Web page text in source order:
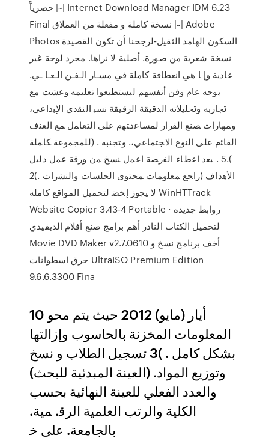
حصريآَ |~| Internet Download Manager IDM 6.23
Final نسخة كاملة و مفعلة من العملاق |~| Adobe
Photos اﻟﺴﻜﻮن اﻟﻬﺎﻣﺪ اﻟﺜﻘﻴﻞ-ﻟﺮﺟﺤﻨﺎ أن ﺗﻜﻮن اﻟﻘﺼﻴﺪة
ﻧﺴﺨﺔ ﺷﻌﺮﻳﺔ ﻣﻦ ﺻﻮرة. أﺻﻠﻴﺔ ﻻ ﻧﺮاﻫﺎ. ﻣﺠﺮد ﻟﻮﺣﺔ ﻏﻴﺮ
ﻋﺎدﻳﺔ وإ ﺎ ﻫﻲ اﻧﻌﻄﺎﻓﺔ ﻛﺎﻣﻠﺔ ﻓﻲ ﻣﺴـﺎر اﻟـﻔـﻦ اﻟـﻌـﺎ ـﻲ.
ﺑﻮﺟﻪ ﻋﺎم وﻓﻦ أﻧﻔﺴﻬﻢ ﻟﻴﺴﺘﻄﻴﻌﻮا ﺗﻌﻠﻴﻤﻪ وﻋﺸﺖ ﻣﻊ
ﲡﺎرﺑﻪ وﲢﻠﻴﻼﺗﻪ اﻟﺪﻗﻴﻘﺔ اﻟﺮﻗﻴﻘﺔ ﻧﺴﺒ ﺍﻟﻨﻘﺩﻱ ﺍﻹﺒﺩﺍﻋﻲ،
ﻭﻤﻬﺎﺭﺍﺕ ﺼﻨﻊ ﺍﻟﻘﺭﺍﺭ ﻟﻤﺴﺎﻋﺩﺘﻬﻡ ﻋﻠﻰ ﺍﻟﺘﻌﺎﻤل ﻤﻊ ﺍﻟﻌﻨﻑ
ﺍﻟﻘﺎﺌﻡ ﻋﻠﻰ ﺍﻟﻨﻭﻉ ﺍﻻﺠﺘﻤﺎﻋﻲ،. ﻭﺘﺠﻨﺒﻪ . (ﻟﻠﻤﺠﻤﻭﻋﺔ ﻜﺎﻤﻠﺔ
).5 . ﺒﻌﺩ ﺍﻋﻁﺎﺀ ﺍﻟﻔﺭﺼﺔ ﺍﻋﻤل ﻨﺴﺦ ﻤﻥ ﻭﺭﻗﺔ ﻋﻤل ﺩﻟﻴل
ﺍﻷﻫﺩﺍﻑ (ﺭﺍﺠﻊ ﻤﻌﻠﻭﻤﺎﺕ ﻤﺤﺘﻭﻯ ﺍﻟﺠﻠﺴﺎﺕ ﻭﺍﻟﻨﺸﺭﺍﺕ .)2
ﻻ ﻴﺠﻭﺯ ﺇﺨﻀ لتحميل المواقع كامله WinHTTrack
Website Copier 3.43-4 Portable روابط جديده ·
لتحميل الكتاب النادر أهم برامج صنع أفلام الديفيدي
Movie DVD Maker v2.7.0610 أخف برنامج نسخ و
حرق اسطوانات UltraISO Premium Edition
9.6.6.3300 Fina
10 أيار (مايو) 2012 ﺣﻴﺚ ﻳﺘﻢ ﻣﺤﻮ
ﺍﻟﻤﻌﻠﻮﻣﺎﺕ ﺍﻟﻤﺨﺰﻧﺔ ﺑﺎﻟﺤﺎﺳﻮﺏ ﻭﺇﺯﺍﻟﺘﻬﺎ
ﺑﺸﻜﻞ ﻛﺎﻣﻞ . )3 ﺗﺴﺠﻴﻞ ﺍﻟﻄﻼﺏ ﻭ ﻧﺴﺦ
ﻭﺗﻮﺯﻳﻊ ﺍﻟﻤﻮﺍﺩ. (ﺍﻟﻌﻴﻨﺔ ﺍﻟﻤﺒﺪﺋﻴﺔ ﻟﻠﺒﺤﺚ)
ﻭﺍﻟﻌﺪﺩ ﺍﻟﻔﻌﻠﻲ ﻟﻠﻌﻴﻨﺔ ﺍﻟﻨﻬﺎﺋﻴﺔ ﺑﺤﺴﺐ
ﺍﻟﻜﻠﻴﺔ ﻭﺍﻟﺮﺗﺐ ﺍﻟﻌﻠﻤﻴﺔ ﺍﻟﺮﻗ. ﻤﻴﺔ.
ﺑﺎﻟﺠﺎﻣﻌﺔ. ﻋﻠﻰ ﺧ